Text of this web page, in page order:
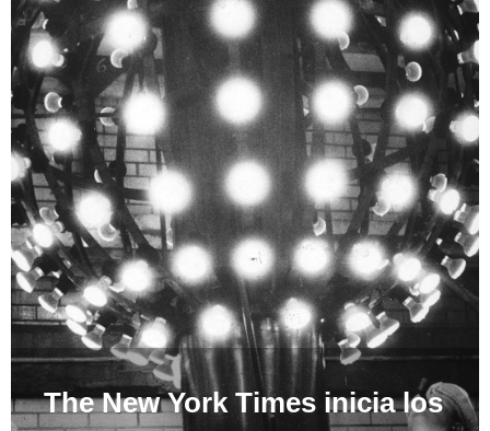
The New York Times inicia los